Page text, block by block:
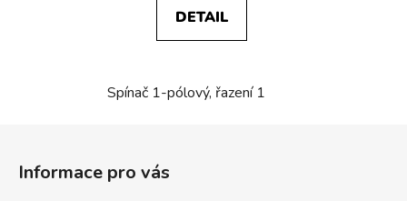
DETAIL
Spínač 1-pólový, řazení 1
Informace pro vás